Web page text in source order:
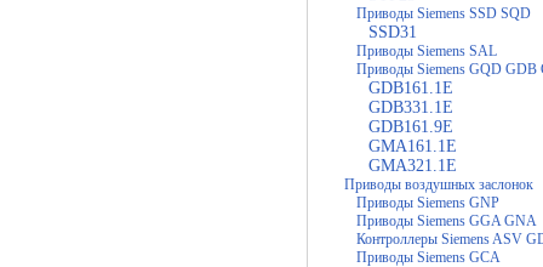
Приводы Siemens SSD SQD
SSD31
Приводы Siemens SAL
Приводы Siemens GQD
GDB161.1E
GDB331.1E
GDB161.9E
GMA161.1E
GMA321.1E
Приводы воздушных заслонок
Приводы Siemens GNP
Приводы Siemens GGA GNA
Контроллеры Siemens ASV
Приводы Siemens GCA